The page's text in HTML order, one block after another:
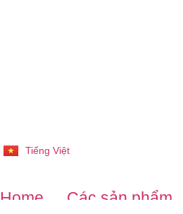
Tiếng Việt
English
Home
Các sản phẩm